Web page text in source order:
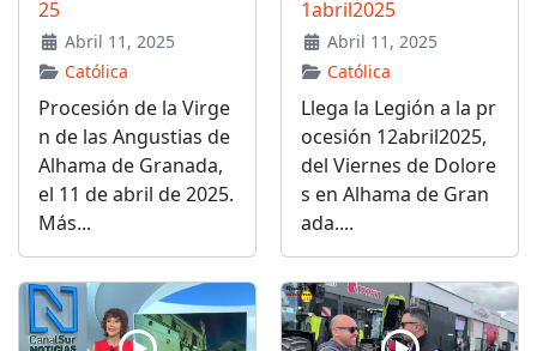
25
Abril 11, 2025
Católica
Procesión de la Virge
n de las Angustias de
Alhama de Granada,
el 11 de abril de 2025.
Más...
1abril2025
Abril 11, 2025
Católica
Llega la Legión a la pr
ocesión 12abril2025,
del Viernes de Dolore
s en Alhama de Gran
ada....